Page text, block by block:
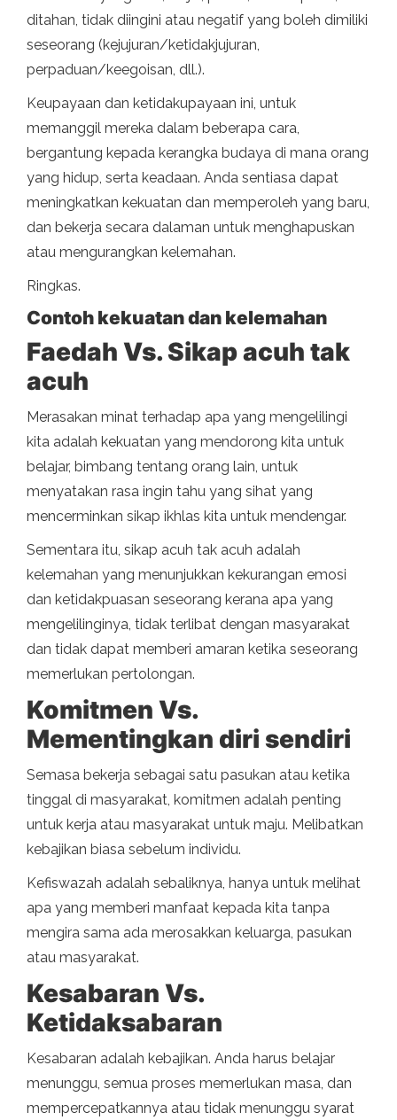
ditahan, tidak diingini atau negatif yang boleh dimiliki
seseorang (kejujuran/ketidakjujuran,
perpaduan/keegoisan, dll.).
Keupayaan dan ketidakupayaan ini, untuk
memanggil mereka dalam beberapa cara,
bergantung kepada kerangka budaya di mana orang
yang hidup, serta keadaan. Anda sentiasa dapat
meningkatkan kekuatan dan memperoleh yang baru,
dan bekerja secara dalaman untuk menghapuskan
atau mengurangkan kelemahan.
Ringkas.
Contoh kekuatan dan kelemahan
Faedah Vs. Sikap acuh tak
acuh
Merasakan minat terhadap apa yang mengelilingi
kita adalah kekuatan yang mendorong kita untuk
belajar, bimbang tentang orang lain, untuk
menyatakan rasa ingin tahu yang sihat yang
mencerminkan sikap ikhlas kita untuk mendengar.
Sementara itu, sikap acuh tak acuh adalah
kelemahan yang menunjukkan kekurangan emosi
dan ketidakpuasan seseorang kerana apa yang
mengelilinginya, tidak terlibat dengan masyarakat
dan tidak dapat memberi amaran ketika seseorang
memerlukan pertolongan.
Komitmen Vs.
Mementingkan diri sendiri
Semasa bekerja sebagai satu pasukan atau ketika
tinggal di masyarakat, komitmen adalah penting
untuk kerja atau masyarakat untuk maju. Melibatkan
kebajikan biasa sebelum individu.
Kefiswazah adalah sebaliknya, hanya untuk melihat
apa yang memberi manfaat kepada kita tanpa
mengira sama ada merosakkan keluarga, pasukan
atau masyarakat.
Kesabaran Vs.
Ketidaksabaran
Kesabaran adalah kebajikan. Anda harus belajar
menunggu, semua proses memerlukan masa, dan
mempercepatkannya atau tidak menunggu syarat